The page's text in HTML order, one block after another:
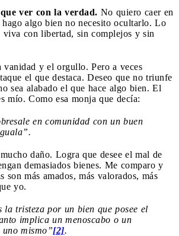
ver con la verdad. No quiero caer en
algo bien no necesito ocultarlo. Lo
viva con libertad, sin complejos y sin
vanidad y el orgullo. Pero a veces
el que destaca. Deseo que no triunfe
sea alabado el que hace algo bien. El
mío. Como esa monja que decía:
en comunidad con un buen
daño. Logra que desee el mal de
demasiados bienes. Me comparo y
son más amados, más valorados, más
yo.
la tristeza por un bien que posee el
implica un menoscabo o un
mismo”[2].